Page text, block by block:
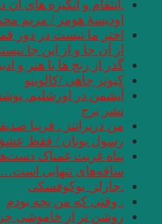
.انتقام و انگیزه های آن
اودیسۀ هومر / مریم
اختر ما نیست در دور
از آن جا و از این جا
گذر از رنج ها با هنر و
کبوتر چاهی /کالوینو
آیشمن در اورشلیم.
نشر برج
من درپرانتز . فریبا
رسول یونان / فقط عشق
پناه غربت غمناک
ساقه‌های تنهایی
.چارلز_بوکوفسکی
. وقتی که من بچه بودم
روشن تر از خاموشی